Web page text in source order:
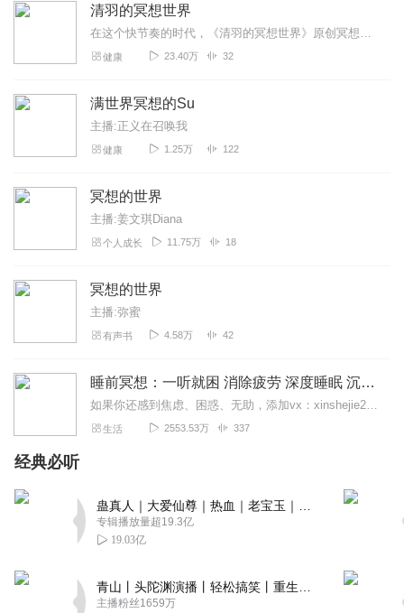
2022-05-01
筱竹baby
2022-05-01
沵的明白
2023-04-13
清羽的冥想世界
在这个快节奏的时代，《清羽的冥想世界》原创冥想专辑是你专属的宁静港湾。当城市的喧嚣逐渐淹没内心的声音，这些精心制作的冥想引导将带你开启一段自我对话的旅程。闭上眼...
健康 23.40万 32
满世界冥想的Su
主播:正义在召唤我
健康 1.25万 122
冥想的世界
主播:姜文琪Diana
个人成长 11.75万 18
冥想的世界
主播:弥蜜
有声书 4.58万 42
睡前冥想：一听就困 消除疲劳 深度睡眠 沉浸体验
如果你还感到焦虑、困惑、无助，添加vx：xinshejie2018、vx公众号：宣萱心伴，与主播宣萱开启心灵交流之旅，共建温暖的精神家园！如果你喜欢我的内容，请...
生活 2553.53万 337
经典必听
专辑播放量超19.3亿
19.03亿
主播粉丝1659万